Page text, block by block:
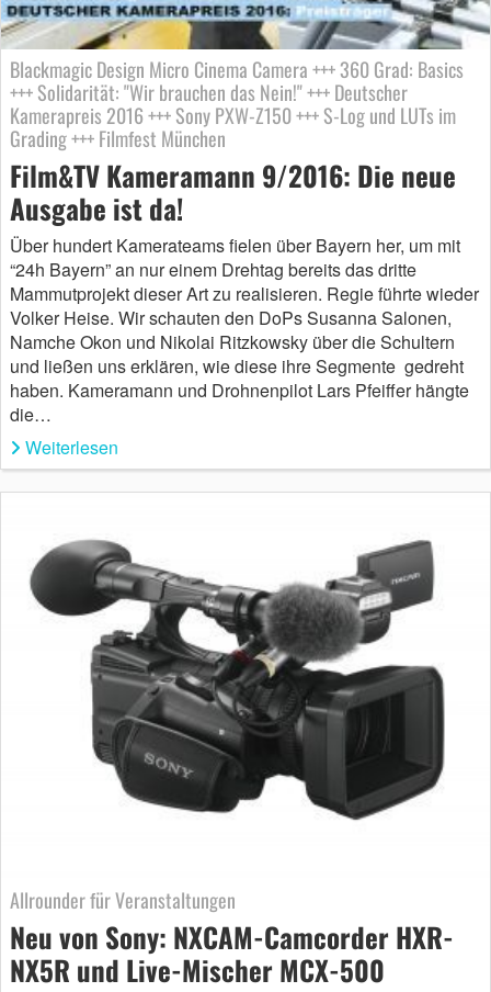
Blackmagic Design Micro Cinema Camera +++ 360 Grad: Basics
+++ Solidarität: "Wir brauchen das Nein!" +++ Deutscher
Kamerapreis 2016 +++ Sony PXW-Z150 +++ S-Log und LUTs im
Grading +++ Filmfest München
Film&TV Kameramann 9/2016: Die neue
Ausgabe ist da!
Über hundert Kamerateams fielen über Bayern her, um mit
“24h Bayern” an nur einem Drehtag bereits das dritte
Mammutprojekt dieser Art zu realisieren. Regie führte wieder
Volker Heise. Wir schauten den DoPs Susanna Salonen,
Namche Okon und Nikolai Ritzkowsky über die Schultern
und ließen uns erklären, wie diese ihre Segmente gedreht
haben. Kameramann und Drohnenpilot Lars Pfeiffer hängte
die…
Weiterlesen
Allrounder für Veranstaltungen
Neu von Sony: NXCAM-Camcorder HXR-
NX5R und Live-Mischer MCX-500